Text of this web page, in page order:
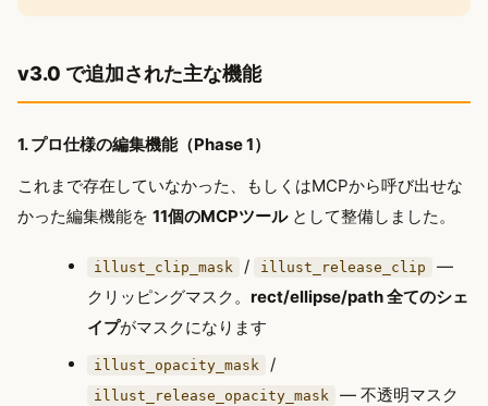
v3.0 で追加された主な機能
1. プロ仕様の編集機能（Phase 1）
これまで存在していなかった、もしくはMCPから呼び出せな
かった編集機能を 11個のMCPツールとして整備しました。
illust_clip_mask / illust_release_clip
—
クリッピングマスク。 rect/ellipse/path 全てのシェ
イプがマスクになります
illust_opacity_mask /
illust_release_opacity_mask
— 不透明マスク